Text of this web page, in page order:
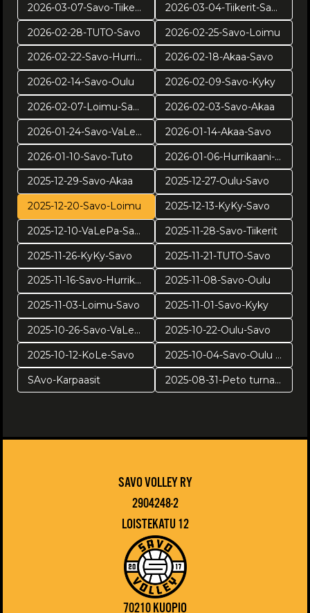
2026-03-07-Savo-Tiikerit
2026-03-04-Tiikerit-Savo
2026-02-28-TUTO-Savo
2026-02-25-Savo-Loimu
2026-02-22-Savo-Hurrikaani
2026-02-18-Akaa-Savo
2026-02-14-Savo-Oulu
2026-02-09-Savo-Kyky
2026-02-07-Loimu-Savo
2026-02-03-Savo-Akaa
2026-01-24-Savo-VaLePa
2026-01-14-Akaa-Savo
2026-01-10-Savo-Tuto
2026-01-06-Hurrikaani-Savo KUVAT: Juuso Riponiemi
2025-12-29-Savo-Akaa
2025-12-27-Oulu-Savo
2025-12-20-Savo-Loimu
2025-12-13-KyKy-Savo
2025-12-10-VaLePa-Savo
2025-11-28-Savo-Tiikerit
2025-11-26-KyKy-Savo
2025-11-21-TUTO-Savo
2025-11-16-Savo-Hurrikaani
2025-11-08-Savo-Oulu
2025-11-03-Loimu-Savo
2025-11-01-Savo-Kyky
2025-10-26-Savo-VaLePa
2025-10-22-Oulu-Savo
2025-10-12-KoLe-Savo
2025-10-04-Savo-Oulu harj
SAvo-Karpaasit
2025-08-31-Peto turnaus
SAVO VOLLEY RY
2904248-2
LOISTEKATU 12
70210 KUOPIO